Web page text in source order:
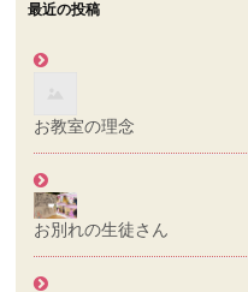
ー
シ
ン
最近の投稿
お教室の理念
お別れの生徒さん